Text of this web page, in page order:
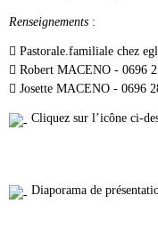
Renseignements :
 Pastorale.familiale chez
 Robert MACENO - 0696
 Josette MACENO - 0696
Cliquez sur l’icône ci-
Diaporama de